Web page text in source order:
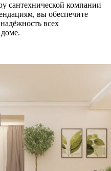
сантехнической компании
вы обеспечите
всех